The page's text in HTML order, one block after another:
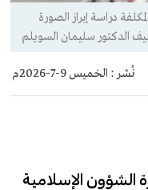
الخليجية المكلفة دراسة إبراز الصورة
الدكتور سليمان السويلم
نُشر : الخميس 9-7-2026م
الشؤون الإسلامية